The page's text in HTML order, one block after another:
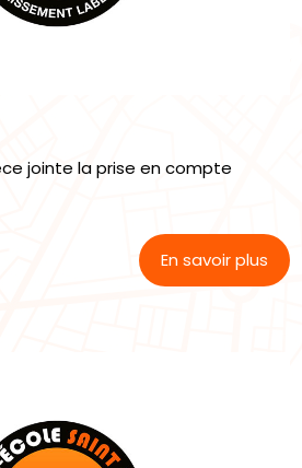
jointe la prise en compte
En savoir plus